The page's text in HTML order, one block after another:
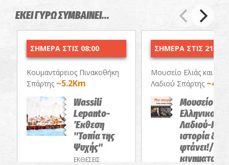
ΕΚΕΙ ΓΥΡΩ ΣΥΜΒΑΙΝΕΙ...
ΣΗΜΕΡΑ ΣΤΙΣ 08:00
Κουμαντάρειος Πινακοθήκη
Σπάρτης ~5.2Km
Wassili
Lepanto-
Έκθεση
"Τοπία της
Ψυχής"
ΕΚΘΕΣΕΙΣ
ΣΗΜΕΡΑ ΣΤΙΣ 21:00
Μουσείο Ελιάς και
Λαδιού Σπάρτης
Μουσείο
Ελληνικού
Λαδιού-Μια
ιστορία δεν
φτάνει!/